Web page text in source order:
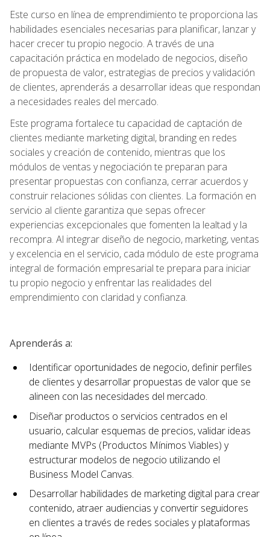
Este curso en línea de emprendimiento te proporciona las
habilidades esenciales necesarias para planificar, lanzar y
hacer crecer tu propio negocio. A través de una
capacitación práctica en modelado de negocios, diseño
de propuesta de valor, estrategias de precios y validación
de clientes, aprenderás a desarrollar ideas que respondan
a necesidades reales del mercado.
Este programa fortalece tu capacidad de captación de
clientes mediante marketing digital, branding en redes
sociales y creación de contenido, mientras que los
módulos de ventas y negociación te preparan para
presentar propuestas con confianza, cerrar acuerdos y
construir relaciones sólidas con clientes. La formación en
servicio al cliente garantiza que sepas ofrecer
experiencias excepcionales que fomenten la lealtad y la
recompra. Al integrar diseño de negocio, marketing, ventas
y excelencia en el servicio, cada módulo de este programa
integral de formación empresarial te prepara para iniciar
tu propio negocio y enfrentar las realidades del
emprendimiento con claridad y confianza.
Aprenderás a:
Identificar oportunidades de negocio, definir perfiles
de clientes y desarrollar propuestas de valor que se
alineen con las necesidades del mercado.
Diseñar productos o servicios centrados en el
usuario, calcular esquemas de precios, validar ideas
mediante MVPs (Productos Mínimos Viables) y
estructurar modelos de negocio utilizando el
Business Model Canvas.
Desarrollar habilidades de marketing digital para crear
contenido, atraer audiencias y convertir seguidores
en clientes a través de redes sociales y plataformas